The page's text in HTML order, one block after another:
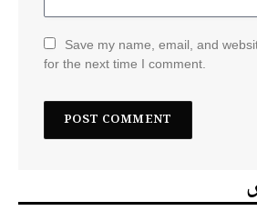
Save my name, email, and
for the next time I comment.